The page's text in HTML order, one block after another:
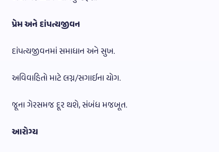
પ્રેમ અને દાંપત્યજીવન
દાંપત્યજીવનમાં સમાધાન અને સુખ.
અવિવાહિતો માટે લગ્ન/સગાઈના યોગ.
જૂના ગેરસમજ દૂર થશે, સંબંધ મજબૂત.
આરોગ્ય